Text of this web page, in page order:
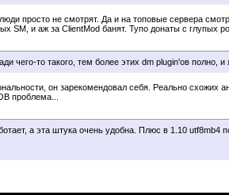
просто не смотрят. Да и на топовые сервера
SM, и аж за ClientMod банят. Тупо донаты с глупых
чего-то такого, тем более этих dm plugin'ов полно, и
он зарекомендовал себя. Реально схожих
проблема...
а эта штука очень удобна. Плюс в 1.10 utf8mb4